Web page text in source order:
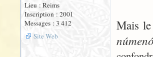
Lieu : Reims
Inscription : 2001
Messages : 3 412
Site Web
Mais le